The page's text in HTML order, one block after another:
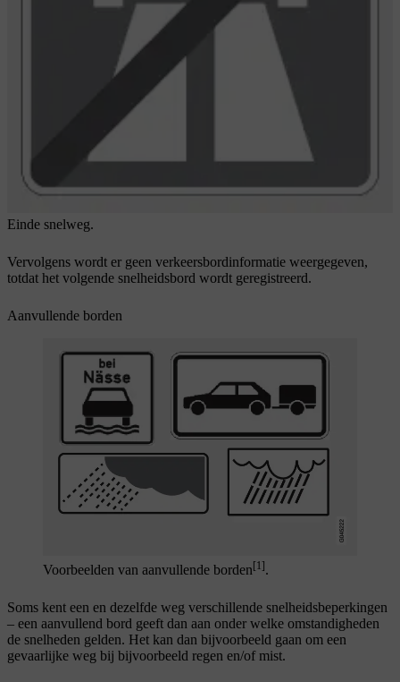
Einde snelweg.
Vervolgens wordt er geen verkeersbordinformatie weergegeven,
totdat het volgende snelheidsbord wordt geregistreerd.
Aanvullende borden
Voorbeelden van aanvullende borden [1] .
Soms kent een en dezelfde weg verschillende snelheidsbeperkingen
– een aanvullend bord geeft dan aan onder welke omstandigheden
de snelheden gelden. Het kan dan bijvoorbeeld gaan om een
gevaarlijke weg bij bijvoorbeeld regen en/of mist.